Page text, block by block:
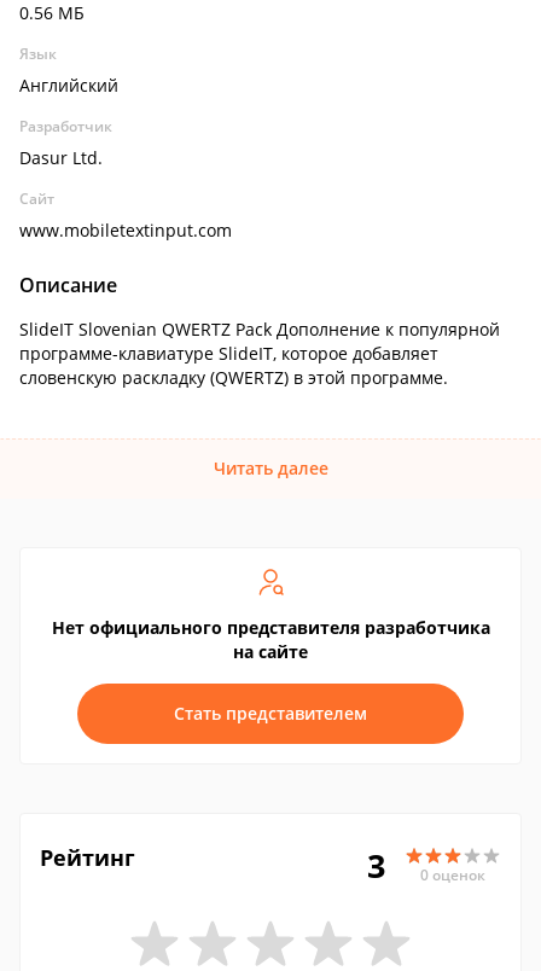
0.56 МБ
Язык
Английский
Разработчик
Dasur Ltd.
Сайт
www.mobiletextinput.com
Описание
SlideIT Slovenian QWERTZ Pack Дополнение к популярной
программе-клавиатуре SlideIT, которое добавляет
словенскую раскладку (QWERTZ) в этой программе.
Читать далее
Нет официального представителя разработчика
на сайте
Стать представителем
Рейтинг 3 0 оценок